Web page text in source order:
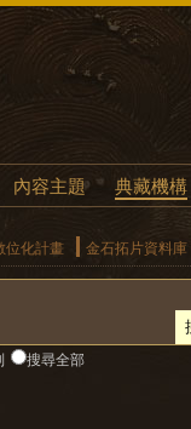
內容主題 典藏機構
位化計畫 金石拓片資料庫
搜尋全部